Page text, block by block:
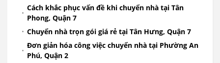
Cách khắc phục vấn đề khi chuyển nhà tại Tân
Phong, Quận 7
Chuyển nhà trọn gói giá rẻ tại Tân Hưng, Quận 7
Đơn giản hóa công việc chuyển nhà tại Phường An
Phú, Quận 2